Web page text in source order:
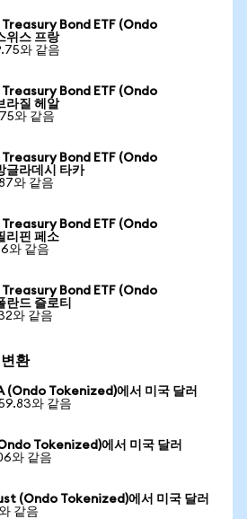
Bond ETF (Ondo
위스 프랑
와 같음
Bond ETF (Ondo
라질 헤알
와 같음
Bond ETF (Ondo
라데시 타카
와 같음
Bond ETF (Ondo
리핀 페소
와 같음
Bond ETF (Ondo
드 즐로티
와 같음
환
Tokenized)에서 미국 달러
와 같음
Tokenized)에서 미국 달러
와 같음
(Ondo Tokenized)에서 미국 달러
같음